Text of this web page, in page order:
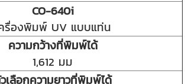
CO-640i
รื่องพิมพ์ UV แบบแท่น
ความกว้างที่พิมพ์ได้
1,612 มม
เลือกความยาวที่พิมพ์ได้